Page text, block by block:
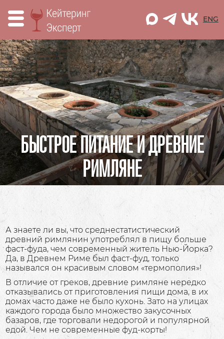
M ENG
БЫСТРОЕ ПИТАНИЕ И ДРЕВНИЕ
РИМЛЯНЕ
А знаете ли вы, что среднестатистический
древний римлянин употреблял в пищу больше
фаст-фуда, чем современный житель Нью-Йорка?
Да, в Древнем Риме был фаст-фуд, только
назывался он красивым словом «термополия»!
В отличие от греков, древние римляне нередко
отказывались от приготовления пищи дома, в их
домах часто даже не было кухонь. Зато на улицах
каждого города было множество закусочных
базаров, где торговали недорогой и популярной
едой. Чем не современные фуд-корты!